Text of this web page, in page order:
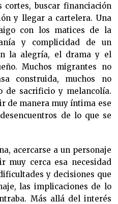
cortes, buscar financiación
y llegar a cartelera. Una
con los matices de la
y complicidad de un
la alegría, el drama y el
Muchos migrantes no
construida, muchos no
de sacrificio y melancolía.
de manera muy íntima ese
de lo que se
acercarse a un personaje
muy cerca esa necesidad
y decisiones que
las implicaciones de lo
Más allá del interés